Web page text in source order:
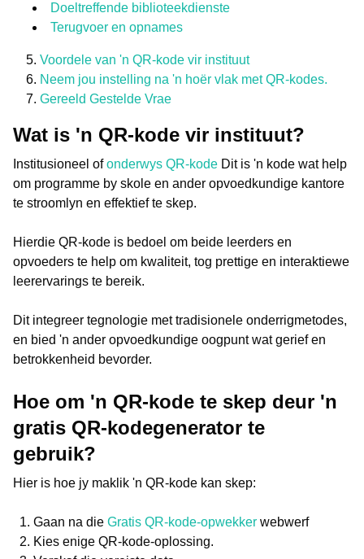
Doeltreffende biblioteekdienste
Terugvoer en opnames
Voordele van 'n QR-kode vir instituut
Neem jou instelling na 'n hoër vlak met QR-kodes.
Gereeld Gestelde Vrae
Wat is 'n QR-kode vir instituut?
Institusioneel ofonderwys QR-kode Dit is 'n kode wat help
om programme by skole en ander opvoedkundige kantore
te stroomlyn en effektief te skep.
Hierdie QR-kode is bedoel om beide leerders en
opvoeders te help om kwaliteit, tog prettige en interaktiewe
leerervarings te bereik.
Dit integreer tegnologie met tradisionele onderrigmetodes,
en bied 'n ander opvoedkundige oogpunt wat gerief en
betrokkenheid bevorder.
Hoe om 'n QR-kode te skep deur 'n
gratis QR-kodegenerator te
gebruik?
Hier is hoe jy maklik 'n QR-kode kan skep:
Gaan na die Gratis QR-kode-opwekker webwerf
Kies enige QR-kode-oplossing.